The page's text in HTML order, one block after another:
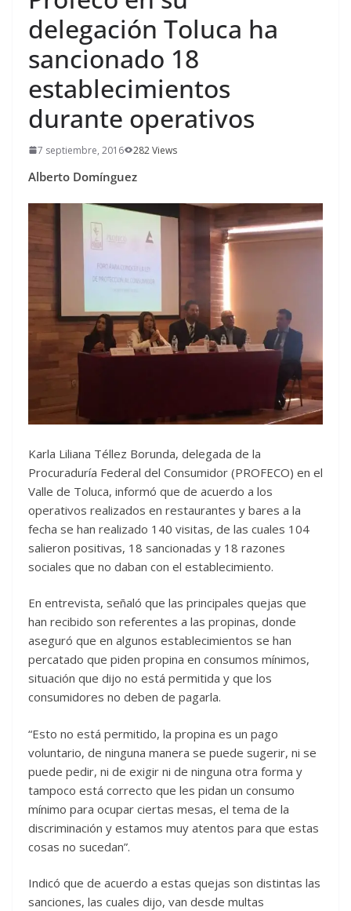
delegación Toluca ha
sancionado 18
establecimientos
durante operativos
7 septiembre, 2016 282 Views
Alberto Domínguez
Karla Liliana Téllez Borunda, delegada de la
Procuraduría Federal del Consumidor (PROFECO) en el
Valle de Toluca, informó que de acuerdo a los
operativos realizados en restaurantes y bares a la
fecha se han realizado 140 visitas, de las cuales 104
salieron positivas, 18 sancionadas y 18 razones
sociales que no daban con el establecimiento.
En entrevista, señaló que las principales quejas que
han recibido son referentes a las propinas, donde
aseguró que en algunos establecimientos se han
percatado que piden propina en consumos mínimos,
situación que dijo no está permitida y que los
consumidores no deben de pagarla.
“Esto no está permitido, la propina es un pago
voluntario, de ninguna manera se puede sugerir, ni se
puede pedir, ni de exigir ni de ninguna otra forma y
tampoco está correcto que les pidan un consumo
mínimo para ocupar ciertas mesas, el tema de la
discriminación y estamos muy atentos para que estas
cosas no sucedan”.
Indicó que de acuerdo a estas quejas son distintas las
sanciones, las cuales dijo, van desde multas